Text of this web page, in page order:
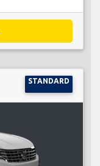
STANDARD